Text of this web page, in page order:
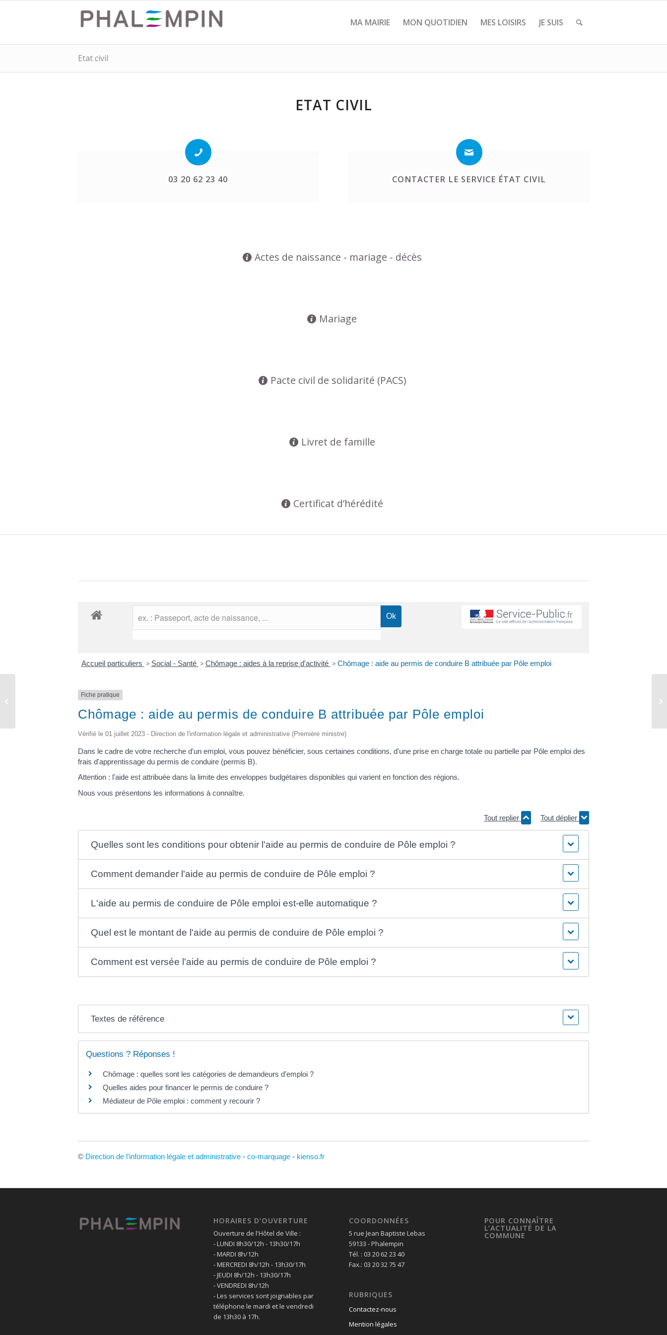
MA MAIRIE MON QUOTIDIEN MES LOISIRS JE SUIS
Etat civil
ETAT CIVIL
03 20 62 23 40 CONTACTER LE SERVICE ÉTAT CIVIL
Actes de naissance - mariage - décès
Mariage
Pacte civil de solidarité (PACS)
Livret de famille
Certificat d’hérédité
Accueil particuliers > Social - Santé > Chômage : aides à la reprise d'activité > Chômage : aide au permis de conduire B attribuée par Pôle emploi
Fiche pratique
Chômage : aide au permis de conduire B attribuée par Pôle emploi
Vérifié le 01 juillet 2023 - Direction de l'information légale et administrative (Première ministre)
Dans le cadre de votre recherche d'un emploi, vous pouvez bénéficier, sous certaines conditions, d'une prise en charge totale ou partielle par Pôle emploi des
frais d'apprentissage du permis de conduire (permis B).
Attention : l'aide est attribuée dans la limite des enveloppes budgétaires disponibles qui varient en fonction des régions.
Nous vous présentons les informations à connaître.
Tout replier Tout déplier
Quelles sont les conditions pour obtenir l'aide au permis de conduire de Pôle emploi ?
Comment demander l'aide au permis de conduire de Pôle emploi ?
L'aide au permis de conduire de Pôle emploi est-elle automatique ?
Quel est le montant de l'aide au permis de conduire de Pôle emploi ?
Comment est versée l'aide au permis de conduire de Pôle emploi ?
Textes de référence
Questions ? Réponses !
Chômage : quelles sont les catégories de demandeurs d'emploi ?
Quelles aides pour financer le permis de conduire ?
Médiateur de Pôle emploi : comment y recourir ?
© Direction de l'information légale et administrative - co-marquage - kienso.fr
HORAIRES D’OUVERTURE
Ouverture de l'Hôtel de Ville :
- LUNDI 8h30/12h - 13h30/17h
- MARDI 8h/12h
- MERCREDI 8h/12h - 13h30/17h
- JEUDI 8h/12h - 13h30/17h
- VENDREDI 8h/12h
- Les services sont joignables par
téléphone le mardi et le vendredi
de 13h30 à 17h.
COORDONNÉES
5 rue Jean Baptiste Lebas
59133 - Phalempin
Tél. : 03 20 62 23 40
Fax.: 03 20 32 75 47
RUBRIQUES
Contactez-nous
Mention légales
POUR CONNAÎTRE
L’ACTUALITÉ DE LA
COMMUNE